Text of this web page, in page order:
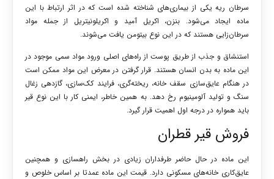
سرطان ریه یکی از بیماری‌های شناخته شده است که در اثر ارتباط با این
ماده ایجاد می‌شود. بنزن، اکریل آمید و اکریلونیتریل از جمله مواد
سرطان‌زایی هستند که در این نوع بیتومن یافت می‌شوند.
استنشاق و جذب از طریق پوست از راه‌های اصلی ورود مواد سمی موجود در
این ماده به بدن انسان هستند. قرار گرفتن در معرض این مواد ممکن است
در هنگام عایق‌سازی سقف خانه، ریخته‌گری، فرایند کک‌سازی، گازدهی زغال
سنگ و تولید آلومینیوم رخ دهد. به همین خاطر، ایمنی کار با این نوع قیر
باید همواره در درجه اول اهمیت قرار گیرد.
فروش قیر قطران
این ماده در حال حاضر طرفداران زیادی در بخش راهسازی و همچنین
عایق‌کاری خانه‌های مسکونی دارد. قیمت این ماده عمدتا بر اساس خلوص و